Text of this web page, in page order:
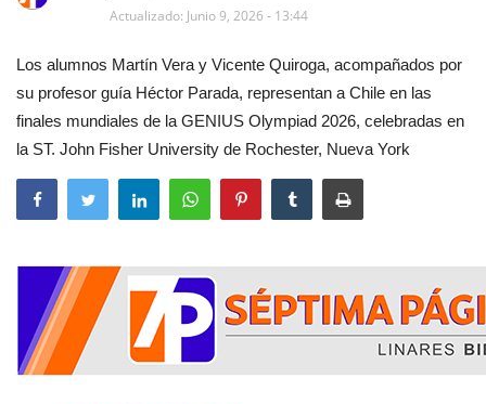
Actualizado: Junio 9, 2026 - 13:44
Los alumnos Martín Vera y Vicente Quiroga, acompañados por
su profesor guía Héctor Parada, representan a Chile en las
finales mundiales de la GENIUS Olympiad 2026, celebradas en
la ST. John Fisher University de Rochester, Nueva York